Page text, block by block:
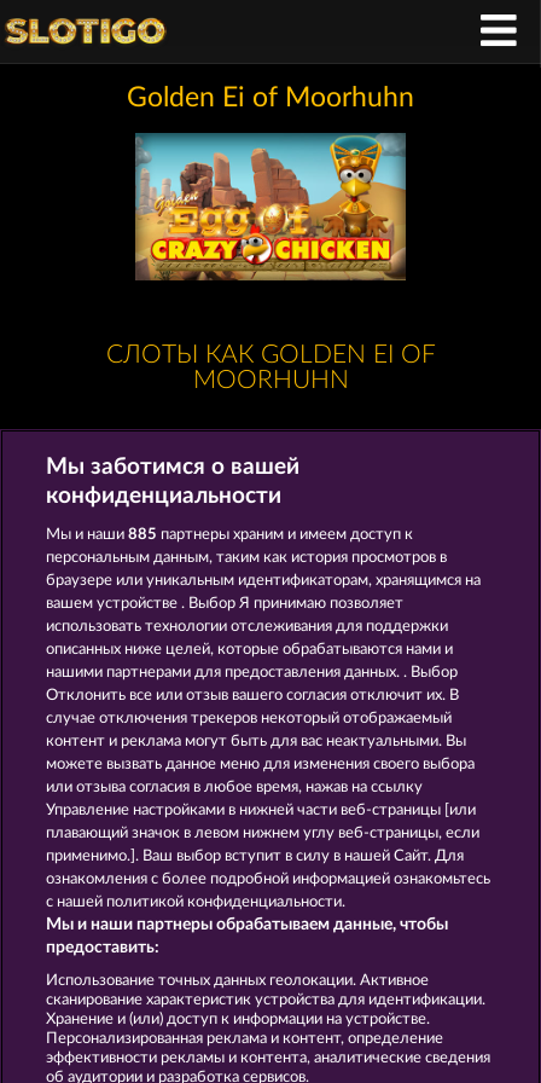
Golden Ei of Moorhuhn
СЛОТЫ КАК GOLDEN EI OF
MOORHUHN
King of the Jungle Majestic King
Atlantic Wilds Duck Shooter
Правила КОНФИДЕНЦИАЛЬНОСТЬ
О компании Компания
Партнерская программа
Отправить Запрос об Отказе
Мы заботимся о вашей
конфиденциальности
Мы и наши885 партнеры храним и имеем доступ к
персональным данным, таким как история просмотров в
браузере или уникальным идентификаторам, хранящимся на
вашем устройстве . Выбор Я принимаю позволяет
использовать технологии отслеживания для поддержки
описанных ниже целей, которые обрабатываются нами и
нашими партнерами для предоставления данных. . Выбор
Отклонить все или отзыв вашего согласия отключит их. В
случае отключения трекеров некоторый отображаемый
контент и реклама могут быть для вас неактуальными. Вы
можете вызвать данное меню для изменения своего выбора
или отзыва согласия в любое время, нажав на ссылку
Управление настройками в нижней части веб-страницы [или
плавающий значок в левом нижнем углу веб-страницы, если
применимо.]. Ваш выбор вступит в силу в нашей Сайт. Для
ознакомления с более подробной информацией ознакомьтесь
с нашей политикой конфиденциальности.
Мы и наши партнеры обрабатываем данные, чтобы
предоставить:
Использование точных данных геолокации. Активное
сканирование характеристик устройства для идентификации.
Хранение и (или) доступ к информации на устройстве.
Персонализированная реклама и контент, определение
эффективности рекламы и контента, аналитические сведения
об аудитории и разработка сервисов.